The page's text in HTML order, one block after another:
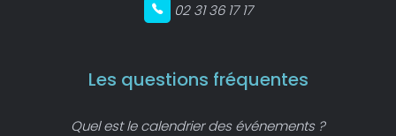
02 31 36 17 17
Les questions fréquentes
Quel est le calendrier des événements ?